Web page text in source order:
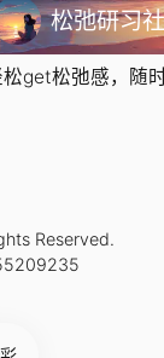
松弛研习社
get松弛感，随
Reserved.